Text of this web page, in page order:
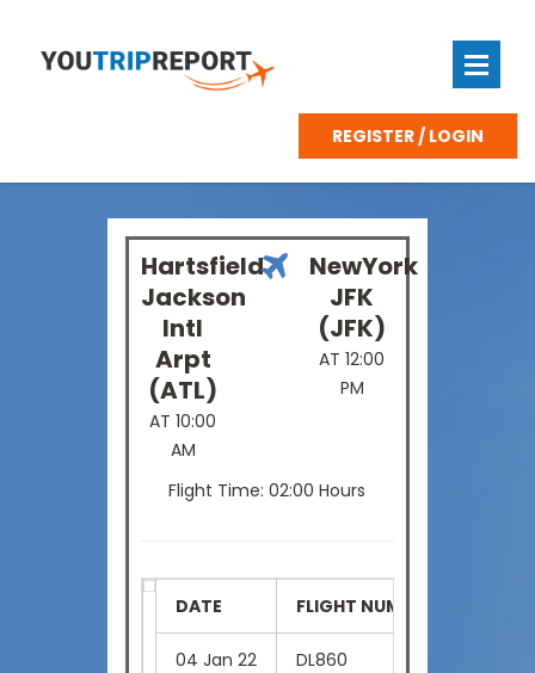
REGISTER / LOGIN
Hartsfield
Jackson
Intl
Arpt
(ATL)
AT 10:00
AM
NewYork
JFK
(JFK)
AT 12:00
PM
Flight Time: 02:00 Hours
DATE FLIGHT NUMBER
04 Jan 22 DL860